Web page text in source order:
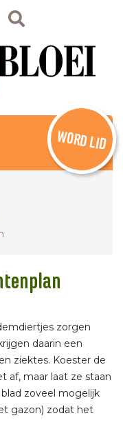
WORD LID
zorgen
daarin een
ziektes. Koester de
af, maar laat ze staan
zoveel mogelijk
gazon) zodat het